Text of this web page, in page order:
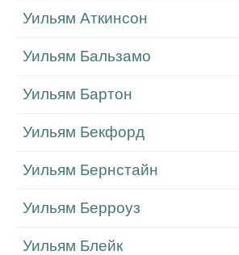
Уильям Аткинсон
Уильям Бальзамо
Уильям Бартон
Уильям Бекфорд
Уильям Бернстайн
Уильям Берроуз
Уильям Блейк